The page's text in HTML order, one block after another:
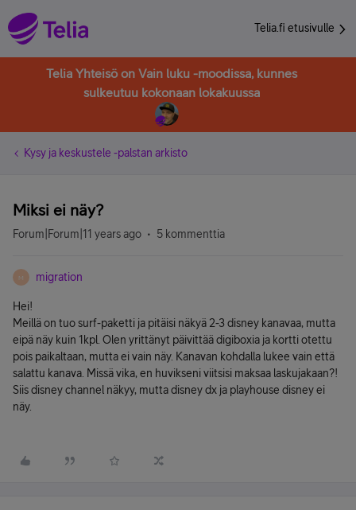
Telia.fi etusivulle
Telia Yhteisö on Vain luku -moodissa, kunnes
sulkeutuu kokonaan lokakuussa
Kysy ja keskustele -palstan arkisto
Miksi ei näy?
Forum|Forum|11 years ago 5 kommenttia
M migration
Hei!
Meillä on tuo surf-paketti ja pitäisi näkyä 2-3 disney kanavaa, mutta
eipä näy kuin 1kpl. Olen yrittänyt päivittää digiboxia ja kortti otettu
pois paikaltaan, mutta ei vain näy. Kanavan kohdalla lukee vain että
salattu kanava. Missä vika, en huvikseni viitsisi maksaa laskujakaan?!
Siis disney channel näkyy, mutta disney dx ja playhouse disney ei
näy.